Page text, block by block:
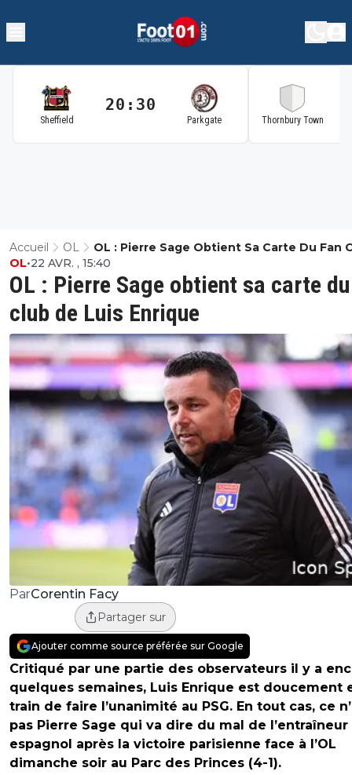
Sheffield
20:30
Parkgate Thornbury Town
Accueil OL
OL : Pierre Sage Obtient Sa Carte Du Fan
De Luis Enrique
OL : Pierre Sage obtient sa carte
club de Luis Enrique
OL•22 AVR. , 15:40
ParCorentin Facy
Partager sur
Ajouter comme source préférée sur Google
Critiqué par une partie des observateurs il y a
quelques semaines, Luis Enrique est doucement
train de faire l’unanimité au PSG. En tout cas, ce
pas Pierre Sage qui va dire du mal de l’entraîneur
espagnol après la victoire parisienne face à l’OL
dimanche soir au Parc des Princes (4-1).